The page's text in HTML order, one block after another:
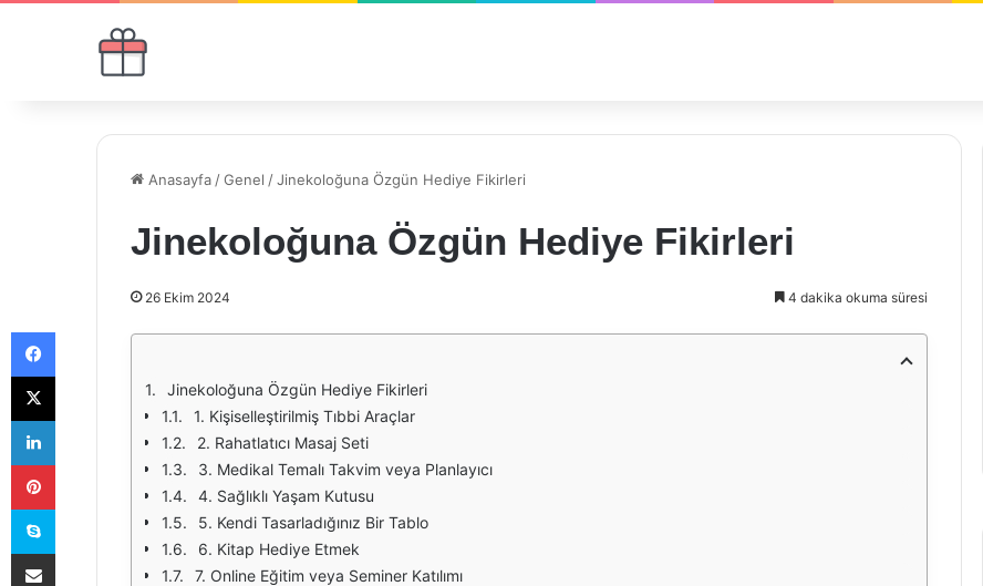
Anasayfa /Genel /Jinekoloğuna Özgün Hediye Fikirleri
Jinekoloğuna Özgün Hediye Fikirleri
26 Ekim 2024 4 dakika okuma süresi
Jinekoloğuna Özgün Hediye Fikirleri
1. Kişiselleştirilmiş Tıbbi Araçlar
2. Rahatlatıcı Masaj Seti
3. Medikal Temalı Takvim veya Planlayıcı
4. Sağlıklı Yaşam Kutusu
5. Kendi Tasarladığınız Bir Tablo
6. Kitap Hediye Etmek
7. Online Eğitim veya Seminer Katılımı
Facebook
X
LinkedIn
Pinterest
Skype
E-Posta ile paylaş